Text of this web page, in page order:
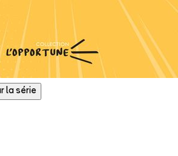
la série